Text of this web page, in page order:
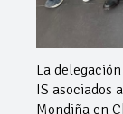
La
IS asociados
Mondiña en